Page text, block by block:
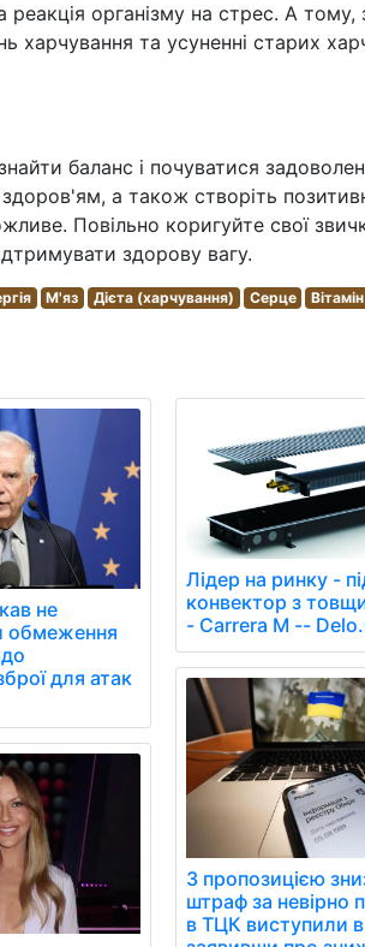
організму на стрес. А тому,
харчування та усуненні старих
баланс і почуватися
а також створіть
Повільно коригуйте свої
здорову вагу.
М'яз Дієта (харчування) Серце Вітамін
не
обмеження
для атак
Лідер на ринку -
конвектор з
- Carrera M --
З пропозицією
штраф за невірно
в ТЦК виступили в